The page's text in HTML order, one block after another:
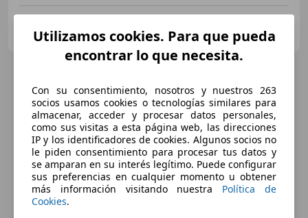
ES-17458 FORNELLS DE LA SELVA
Utilizamos cookies. Para que pueda
encontrar lo que necesita.
Con su consentimiento, nosotros y nuestros 263
socios usamos cookies o tecnologías similares para
almacenar, acceder y procesar datos personales,
como sus visitas a esta página web, las direcciones
IP y los identificadores de cookies. Algunos socios no
le piden consentimiento para procesar tus datos y
se amparan en su interés legítimo. Puede configurar
sus preferencias en cualquier momento u obtener
más información visitando nuestra Política de
Cookies.